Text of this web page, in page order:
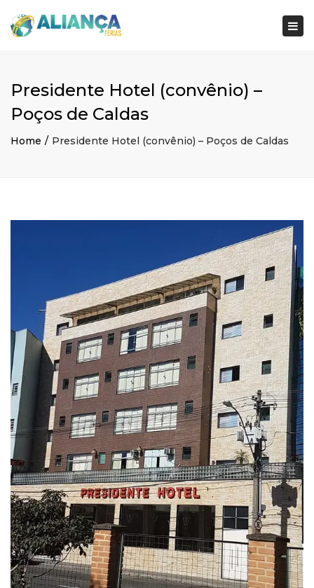
Presidente Hotel (convênio) –
Poços de Caldas
Home Presidente Hotel (convênio) – Poços de Caldas